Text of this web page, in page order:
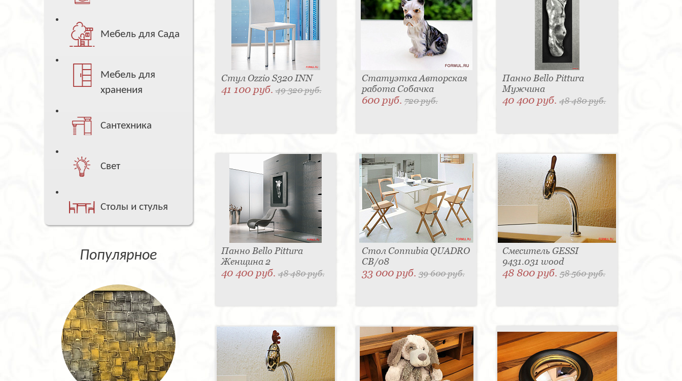
Мебель для Сада
Мебель для
хранения
Сантехника
Свет
Столы и стулья
Популярное
Стул Ozzio S320 INN
41 100 руб.49 320 руб.
Статуэтка Авторская
работа Собачка
600 руб. 720 руб.
Панно Bello Pittura
Мужчина
40 400 руб.48 480 руб.
Панно Bello Pittura
Женщина 2
40 400 руб.48 480 руб.
Стол Connubia QUADRO
CB/08
33 000 руб. 39 600 руб.
Смеситель GESSI
9431.031 wood
48 800 руб.58 560 руб.